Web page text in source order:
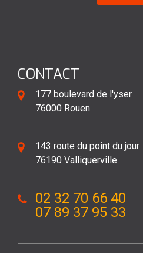
CONTACT
177 boulevard de l'yser
76000 Rouen
143 route du point du jour
76190 Valliquerville
02 32 70 66 40
07 89 37 95 33